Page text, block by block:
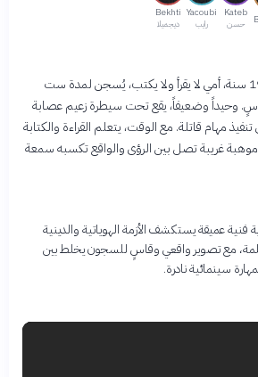
Kateb
حسن
Yacoubi
رايب
Bekhti
ديجميلا
شاب عربي يبلغ من العمر 19 سنة، أمي لا يقرأ ولا يكتب، يُسجن لمدة ست
وحيداً وضعيفاً، يقع تحت سيطرة زعيم عصابة
مهام قاتلة. مع الوقت، يتعلم القراءة والكتابة
غريبة تصل بين الرؤى والواقع تكسبه سمعة
فنية عميقة يستكشف الأزمة الهوياتية والدينية
مع تصوير واقعي وقاسٍ للسجون يخلط بين
سينمائية نادرة.